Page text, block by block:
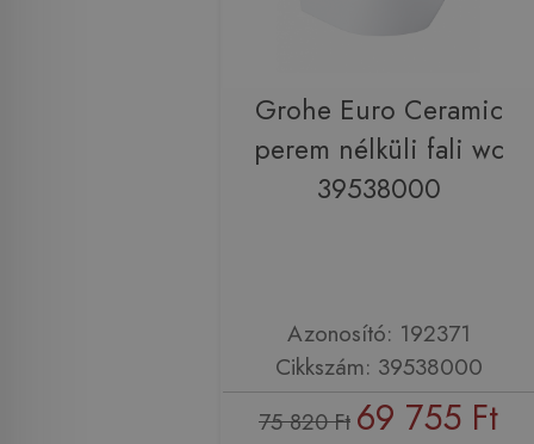
Grohe Euro Ceramic
perem nélküli fali wc
39538000
Azonosító: 192371
Cikkszám: 39538000
75 820 Ft 69 755 Ft